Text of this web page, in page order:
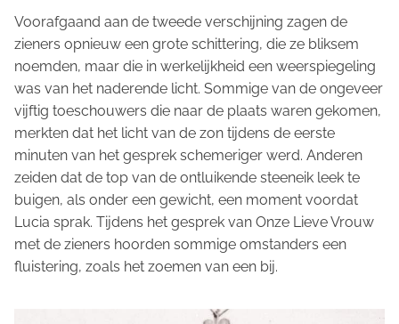
Voorafgaand aan de tweede verschijning zagen de
zieners opnieuw een grote schittering, die ze bliksem
noemden, maar die in werkelijkheid een weerspiegeling
was van het naderende licht. Sommige van de ongeveer
vijftig toeschouwers die naar de plaats waren gekomen,
merkten dat het licht van de zon tijdens de eerste
minuten van het gesprek schemeriger werd. Anderen
zeiden dat de top van de ontluikende steeneik leek te
buigen, als onder een gewicht, een moment voordat
Lucia sprak. Tijdens het gesprek van Onze Lieve Vrouw
met de zieners hoorden sommige omstanders een
fluistering, zoals het zoemen van een bij.